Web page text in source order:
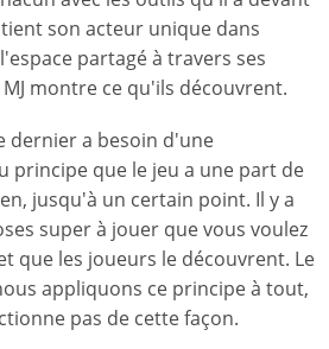
son acteur unique dans
partagé à travers ses
montre ce qu'ils découvrent.
dernier a besoin d'une
principe que le jeu a une part de
jusqu'à un certain point. Il y a
super à jouer que vous voulez
que les joueurs le découvrent. Le
appliquons ce principe à tout,
pas de cette façon.